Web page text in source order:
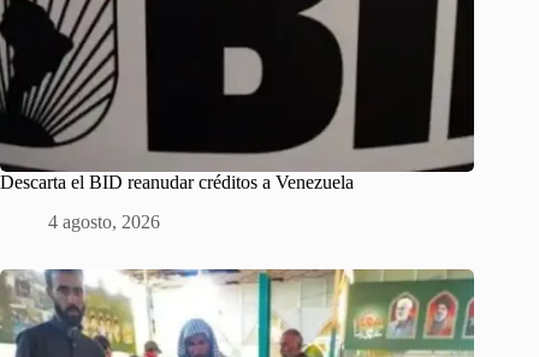
Descarta el BID reanudar créditos a Venezuela
4 agosto, 2026